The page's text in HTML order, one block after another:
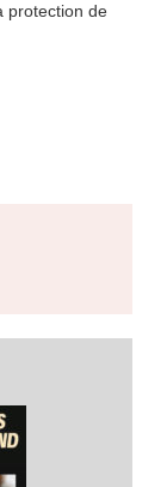
protection de